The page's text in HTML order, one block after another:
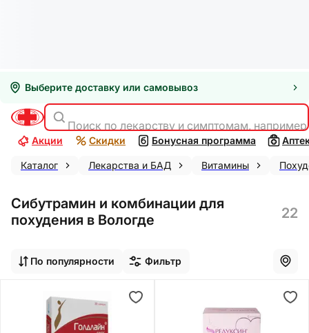
Выберите доставку или самовывоз
Поиск по лекарству и симптомам,
Акции Скидки Бонусная программа
Каталог Лекарства и БАД Витамины
Сибутрамин и комбинации для
похудения в Вологде
22
По популярности Фильтр